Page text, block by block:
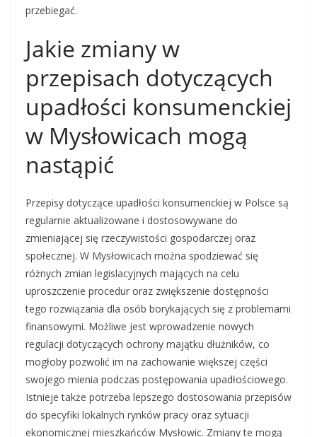
przebiegać.
Jakie zmiany w
przepisach dotyczących
upadłości konsumenckiej
w Mysłowicach mogą
nastąpić
Przepisy dotyczące upadłości konsumenckiej w Polsce są
regularnie aktualizowane i dostosowywane do
zmieniającej się rzeczywistości gospodarczej oraz
społecznej. W Mysłowicach można spodziewać się
różnych zmian legislacyjnych mających na celu
uproszczenie procedur oraz zwiększenie dostępności
tego rozwiązania dla osób borykających się z problemami
finansowymi. Możliwe jest wprowadzenie nowych
regulacji dotyczących ochrony majątku dłużników, co
mogłoby pozwolić im na zachowanie większej części
swojego mienia podczas postępowania upadłościowego.
Istnieje także potrzeba lepszego dostosowania przepisów
do specyfiki lokalnych rynków pracy oraz sytuacji
ekonomicznej mieszkańców Mysłowic. Zmiany te mogą